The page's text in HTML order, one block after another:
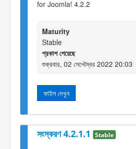
for Joomla! 4.2.2
Maturity
Stable
প্রকাশ পেয়েছে
শুক্রবার, 02 সেপ্টেম্বর 2022 20:03
ফাইল দেখুন
সংস্করণ 4.2.1.1 Stable